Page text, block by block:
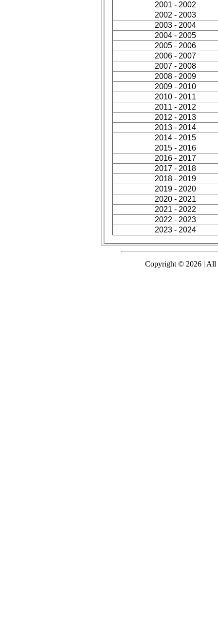
2001 - 2002
2002 - 2003
2003 - 2004
2004 - 2005
2005 - 2006
2006 - 2007
2007 - 2008
2008 - 2009
2009 - 2010
2010 - 2011
2011 - 2012
2012 - 2013
2013 - 2014
2014 - 2015
2015 - 2016
2016 - 2017
2017 - 2018
2018 - 2019
2019 - 2020
2020 - 2021
2021 - 2022
2022 - 2023
2023 - 2024
Copyright © 2026 | All